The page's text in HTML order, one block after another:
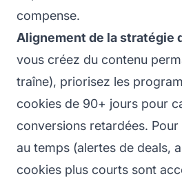
compense.
Alignement de la stratégie
vous créez du contenu
traîne), priorisez les
cookies de 90+ jours pour
conversions retardées.
au temps (alertes de deals,
cookies plus courts sont